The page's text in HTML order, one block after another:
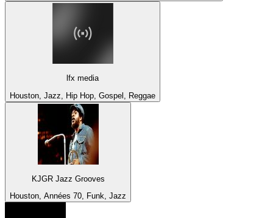
lfx media
Houston, Jazz, Hip Hop, Gospel, Reggae
KJGR Jazz Grooves
Houston, Années 70, Funk, Jazz